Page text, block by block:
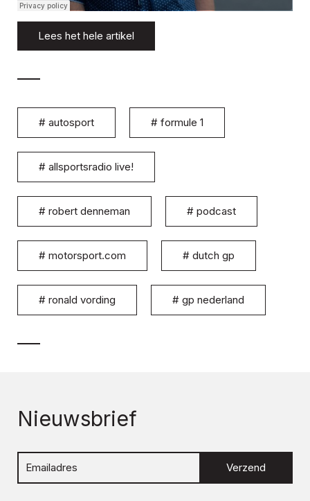
Lees het hele artikel
# autosport # formule 1
# allsportsradio live!
# robert denneman # podcast
# motorsport.com # dutch gp
# ronald vording # gp nederland
Nieuwsbrief
Verzend